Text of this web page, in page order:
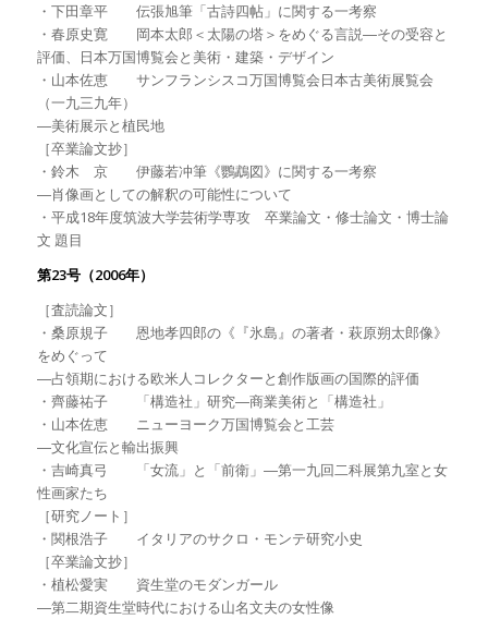
・下田章平 伝張旭筆「古詩四帖」に関する一考察
・春原史寛 岡本太郎＜太陽の塔＞をめぐる言説―その受容と
評価、日本万国博覧会と美術・建築・デザイン
・山本佐恵 サンフランシスコ万国博覧会日本古美術展覧会
（一九三九年）
―美術展示と植民地
［卒業論文抄］
・鈴木 京 伊藤若冲筆《鸚鵡図》に関する一考察
―肖像画としての解釈の可能性について
・平成18年度筑波大学芸術学専攻 卒業論文・修士論文・博士論
文 題目
第23号（2006年）
［査読論文］
・桑原規子 恩地孝四郎の《『氷島』の著者・萩原朔太郎像》
をめぐって
―占領期における欧米人コレクターと創作版画の国際的評価
・齊藤祐子 「構造社」研究―商業美術と「構造社」
・山本佐恵 ニューヨーク万国博覧会と工芸
―文化宣伝と輸出振興
・吉崎真弓 「女流」と「前衛」―第一九回二科展第九室と女
性画家たち
［研究ノート］
・関根浩子 イタリアのサクロ・モンテ研究小史
［卒業論文抄］
・植松愛実 資生堂のモダンガール
―第二期資生堂時代における山名文夫の女性像